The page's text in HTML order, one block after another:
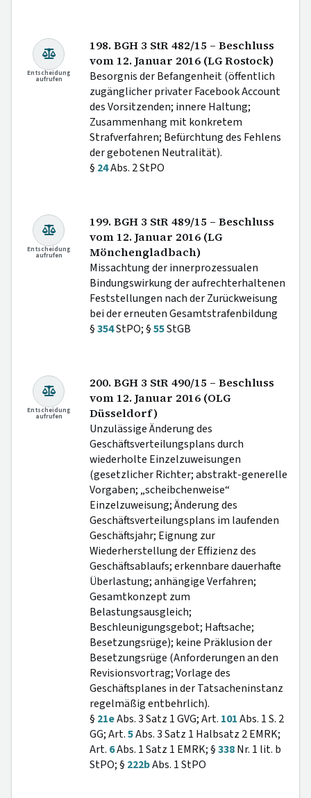
Entscheidung
aufrufen
198. BGH 3 StR 482/15 – Beschluss
vom 12. Januar 2016 (LG Rostock)
Besorgnis der Befangenheit (öffentlich
zugänglicher privater Facebook Account
des Vorsitzenden; innere Haltung;
Zusammenhang mit konkretem
Strafverfahren; Befürchtung des Fehlens
der gebotenen Neutralität).
§ 24Abs. 2 StPO
Entscheidung
aufrufen
199. BGH 3 StR 489/15 – Beschluss
vom 12. Januar 2016 (LG
Mönchengladbach)
Missachtung der innerprozessualen
Bindungswirkung der aufrechterhaltenen
Feststellungen nach der Zurückweisung
bei der erneuten Gesamtstrafenbildung
§354StPO; §55StGB
Entscheidung
aufrufen
200. BGH 3 StR 490/15 – Beschluss
vom 12. Januar 2016 (OLG
Düsseldorf)
Unzulässige Änderung des
Geschäftsverteilungsplans durch
wiederholte Einzelzuweisungen
(gesetzlicher Richter; abstrakt-generelle
Vorgaben; „scheibchenweise“
Einzelzuweisung; Änderung des
Geschäftsverteilungsplans im laufenden
Geschäftsjahr; Eignung zur
Wiederherstellung der Effizienz des
Geschäftsablaufs; erkennbare dauerhafte
Überlastung; anhängige Verfahren;
Gesamtkonzept zum
Belastungsausgleich;
Beschleunigungsgebot; Haftsache;
Besetzungsrüge); keine Präklusion der
Besetzungsrüge (Anforderungen an den
Revisionsvortrag; Vorlage des
Geschäftsplanes in der Tatsacheninstanz
regelmäßig entbehrlich).
§ 21eAbs. 3 Satz 1 GVG; Art. 101Abs. 1 S. 2
GG; Art.5Abs. 3 Satz 1 Halbsatz 2 EMRK;
Art. 6Abs. 1 Satz 1 EMRK; §338Nr. 1 lit. b
StPO; § 222bAbs. 1 StPO